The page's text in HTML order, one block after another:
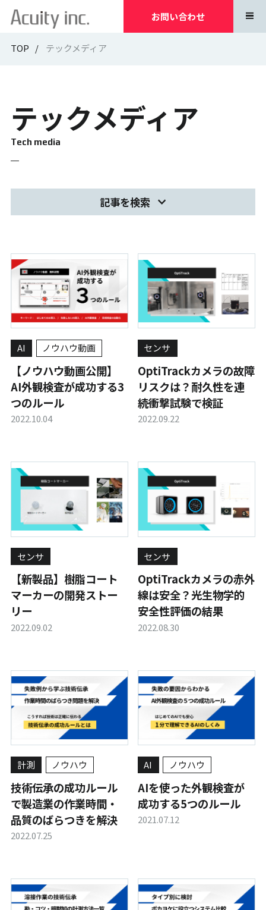
お問い合わせ
TOP テックメディア
テックメディア
Tech media
記事を検索
AI ノウハウ動画
【ノウハウ動画公開】
AI外観検査が成功する3
つのルール
2022.10.04
センサ
OptiTrackカメラの故障
リスクは？耐久性を連
続衝撃試験で検証
2022.09.22
センサ
【新製品】樹脂コート
マーカーの開発ストー
リー
2022.09.02
センサ
OptiTrackカメラの赤外
線は安全？光生物学的
安全性評価の結果
2022.08.30
計測 ノウハウ
技術伝承の成功ルール
で製造業の作業時間・
品質のばらつきを解決
2022.07.25
AI ノウハウ
AIを使った外観検査が
成功する5つのルール
2021.07.12